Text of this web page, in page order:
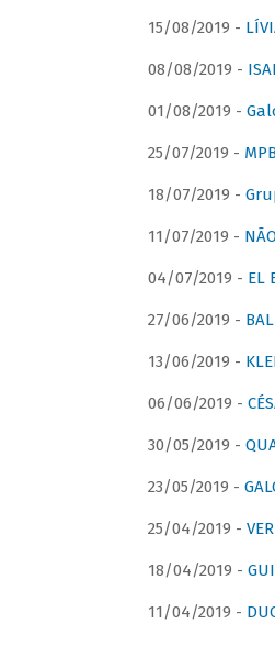
15/08/2019 -
08/08/2019 -
01/08/2019 -
25/07/2019 -
18/07/2019 -
11/07/2019 -
04/07/2019 - EL
27/06/2019 -
13/06/2019 -
06/06/2019 -
30/05/2019 -
23/05/2019 -
25/04/2019 -
18/04/2019 -
11/04/2019 -